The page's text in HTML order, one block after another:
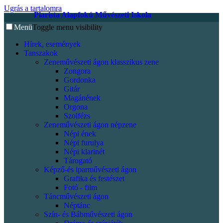
Ugrás a tartalomra
Piarista Alapfokú Művészeti Iskola
MenüToggle menu visibility
Hírek, események
Tanszakok
Zeneművészeti ágon klasszikus zene
Zongora
Gordonka
Gitár
Magánének
Orgona
Szolfézs
Zeneművészeti ágon népzene
Népi ének
Népi furulya
Népi klarinét
Tárogató
Képző-és iparművészeti ágon
Grafika és festészet
Fotó - film
Táncművészeti ágon
Néptánc
Szín- és Bábművészeti ágon